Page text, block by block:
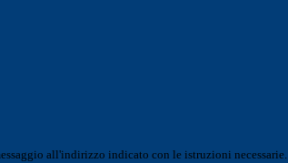
all'indirizzo indicato con le istruzioni necessarie.